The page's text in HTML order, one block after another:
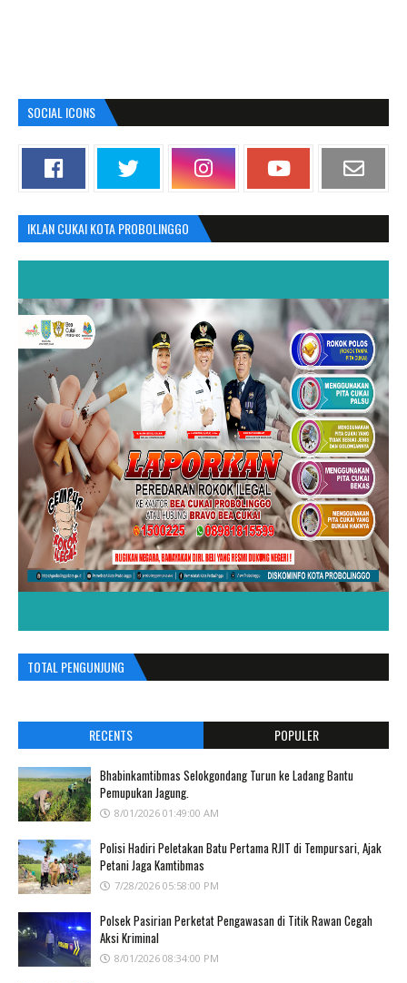
SOCIAL ICONS
IKLAN CUKAI KOTA PROBOLINGGO
TOTAL PENGUNJUNG
RECENTS POPULER
Bhabinkamtibmas Selokgondang Turun ke Ladang Bantu
Pemupukan Jagung.
8/01/2026 01:49:00 AM
Polisi Hadiri Peletakan Batu Pertama RJIT di Tempursari, Ajak
Petani Jaga Kamtibmas
7/28/2026 05:58:00 PM
Polsek Pasirian Perketat Pengawasan di Titik Rawan Cegah
Aksi Kriminal
8/01/2026 08:34:00 PM